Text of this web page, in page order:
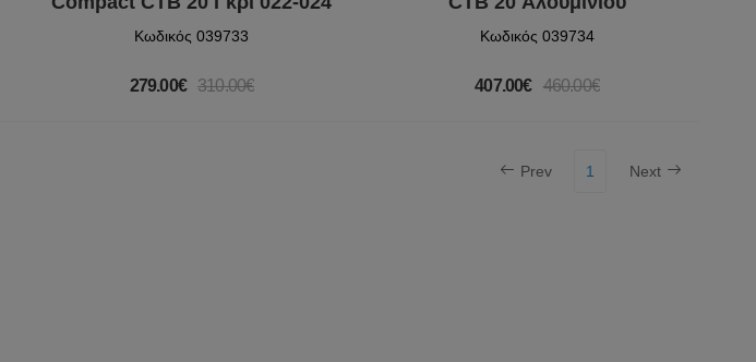
Κωδικός 039733
279.00€ 310.00€
Κωδικός 039734
407.00€ 460.00€
Prev 1 Next